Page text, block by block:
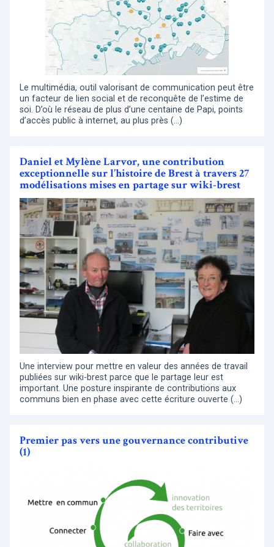
Le multimédia, outil valorisant de communication peut être
un facteur de lien social et de reconquête de l’estime de
soi. D’où le réseau de plus d’une centaine de Papi, points
d’accès public à internet, au plus près (…)
Daniel et Mylène Larvor, une contribution
exceptionnelle sur l’histoire de Brest à travers 27
modélisations mises en partage sur wiki-brest
Une interview pour mettre en valeur des années de travail
publiées sur wiki-brest parce que le partage leur est
important. Une posture inspirante de contributions aux
communs bien en phase avec cette écriture ouverte (…)
Premier pas vers une gouvernance contributive
(1)